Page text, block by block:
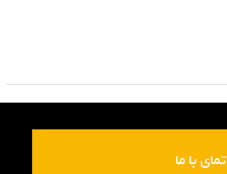
تمای با ما